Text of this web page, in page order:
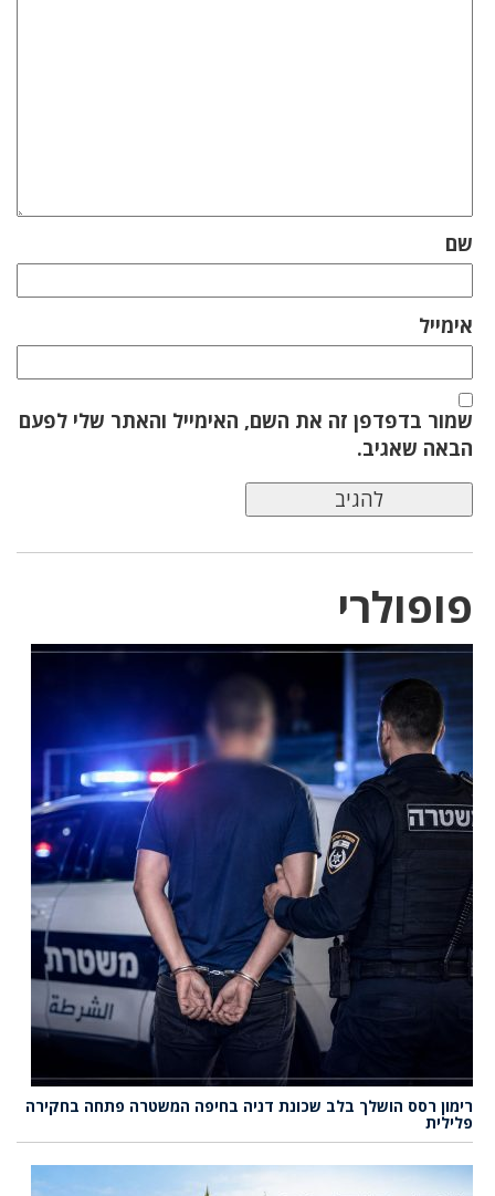
שם
אימייל
שמור בדפדפן זה את השם, האימייל והאתר שלי לפעם
הבאה שאגיב.
פופולרי
רימון רסס הושלך בלב שכונת דניה בחיפה המשטרה פתחה בחקירה
פלילית